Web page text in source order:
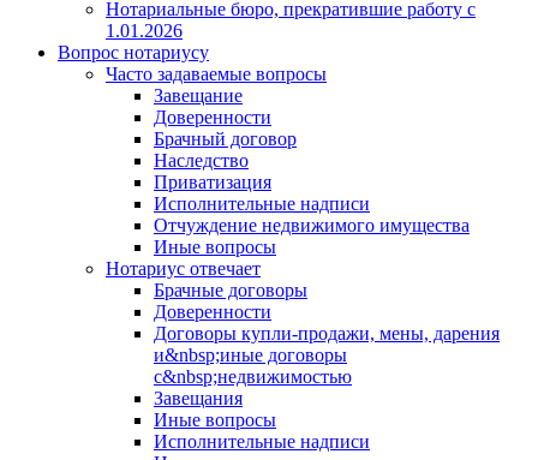
Нотариальные бюро, прекратившие работу с
1.01.2026
Вопрос нотариусу
Часто задаваемые вопросы
Завещание
Доверенности
Брачный договор
Наследство
Приватизация
Исполнительные надписи
Отчуждение недвижимого имущества
Иные вопросы
Нотариус отвечает
Брачные договоры
Доверенности
Договоры купли-продажи, мены, дарения
и&nbsp;иные договоры
с&nbsp;недвижимостью
Завещания
Иные вопросы
Исполнительные надписи